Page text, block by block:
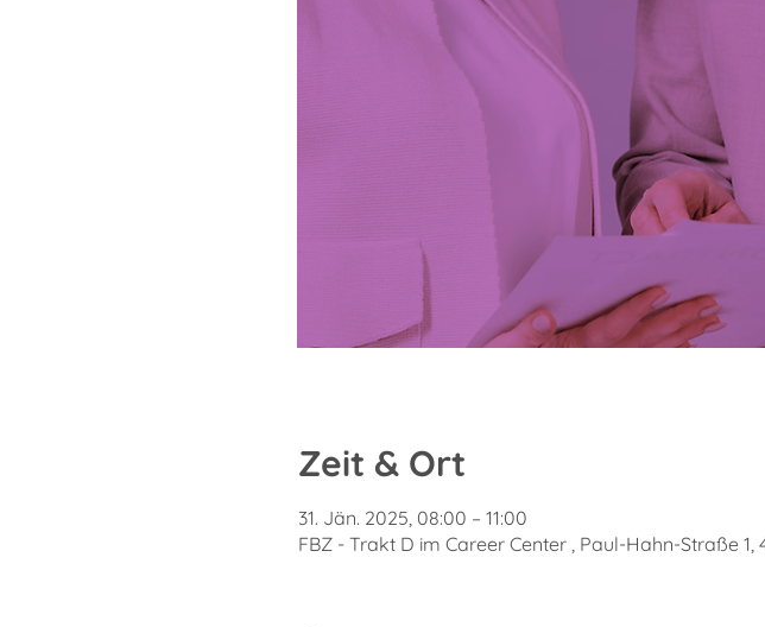
Zeit & Ort
31. Jän. 2025, 08:00 – 11:00
FBZ - Trakt D im Career Center , Paul-Hahn-Straße 1,